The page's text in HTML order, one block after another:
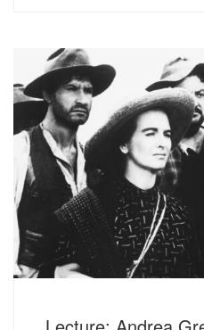
Donnerstag, 9. Februar 2023,